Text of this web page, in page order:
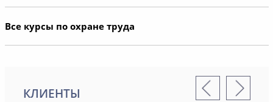
Все курсы по охране труда
КЛИЕНТЫ